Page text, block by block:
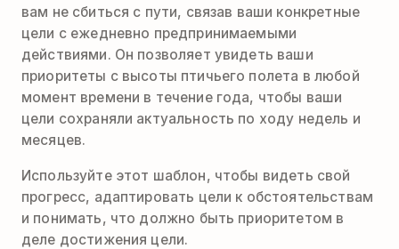
вам не сбиться с пути, связав ваши конкретные
цели с ежедневно предпринимаемыми
действиями. Он позволяет увидеть ваши
приоритеты с высоты птичьего полета в любой
момент времени в течение года, чтобы ваши
цели сохраняли актуальность по ходу недель и
месяцев.
Используйте этот шаблон, чтобы видеть свой
прогресс, адаптировать цели к обстоятельствам
и понимать, что должно быть приоритетом в
деле достижения цели.